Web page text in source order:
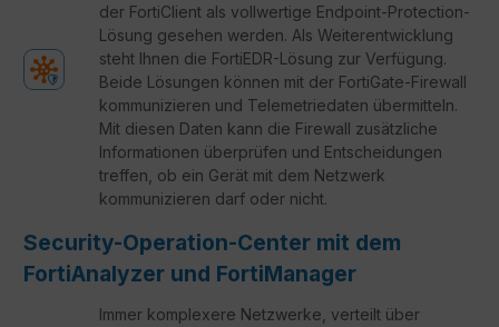
der FortiClient als vollwertige Endpoint-Protection-
Lösung gesehen werden. Als Weiterentwicklung
steht Ihnen die FortiEDR-Lösung zur Verfügung.
Beide Lösungen können mit der FortiGate-Firewall
kommunizieren und Telemetriedaten übermitteln.
Mit diesen Daten kann die Firewall zusätzliche
Informationen überprüfen und Entscheidungen
treffen, ob ein Gerät mit dem Netzwerk
kommunizieren darf oder nicht.
Security-Operation-Center mit dem
FortiAnalyzer und FortiManager
Immer komplexere Netzwerke, verteilt über